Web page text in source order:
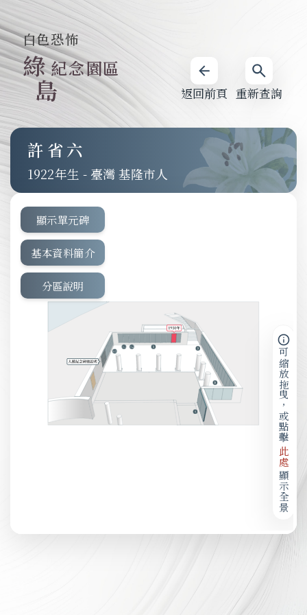
重新查詢
返回前頁
白色恐怖
綠
島
紀念園區
許省六
1922 - 臺灣 基隆市人
顯示單元碑
基本資料簡介
分區說明
可縮放拖曳，或點擊
此處
顯示全景